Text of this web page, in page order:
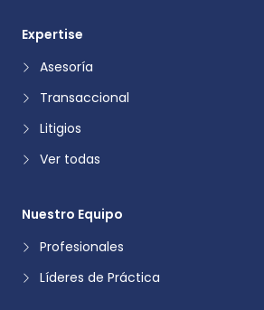
Expertise
Asesoría
Transaccional
Litigios
Ver todas
Nuestro Equipo
Profesionales
Líderes de Práctica